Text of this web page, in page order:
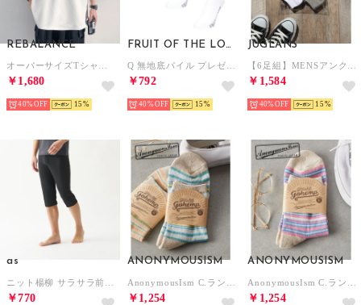
REBALANCE
￥1,680
40% 15
FRUIT OF THE LOOM
￥792
40% 15
JUGLANS
￥1,584
40% 15
as
￥770
ANONYMOUSISM
￥1,254
ANONYMOUSISM
￥1,254